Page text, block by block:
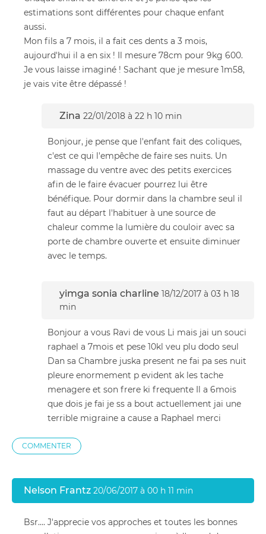
estimations sont différentes pour chaque enfant
aussi.
Mon fils a 7 mois, il a fait ces dents a 3 mois,
aujourd'hui il a en six ! Il mesure 78cm pour 9kg 600.
Je vous laisse imaginé ! Sachant que je mesure 1m58,
je vais vite être dépassé !
Zina 22/01/2018 à 22 h 10 min
Bonjour, je pense que l'enfant fait des coliques,
c'est ce qui l'empêche de faire ses nuits. Un
massage du ventre avec des petits exercices
afin de le faire évacuer pourrez lui être
bénéfique. Pour dormir dans la chambre seul il
faut au départ l'habituer à une source de
chaleur comme la lumière du couloir avec sa
porte de chambre ouverte et ensuite diminuer
avec le temps.
yimga sonia charline 18/12/2017 à 03 h 18
min
Bonjour a vous Ravi de vous Li mais jai un souci
raphael a 7mois et pese 10kl veu plu dodo seul
Dan sa Chambre juska present ne fai pa ses nuit
pleure enormement p evident ak les tache
menagere et son frere ki frequente Il a 6mois
que dois je fai je ss a bout actuellement jai une
terrible migraine a cause a Raphael merci
COMMENTER
Nelson Frantz 20/06/2017 à 00 h 11 min
Bsr.... J'apprecie vos approches et toutes les bonnes